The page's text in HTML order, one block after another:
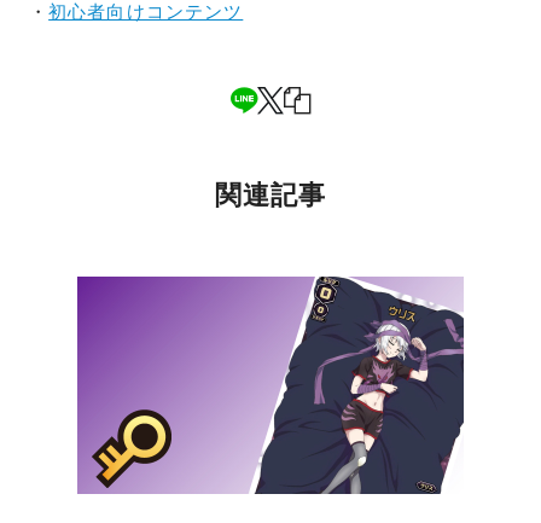
・初心者向けコンテンツ
関連記事